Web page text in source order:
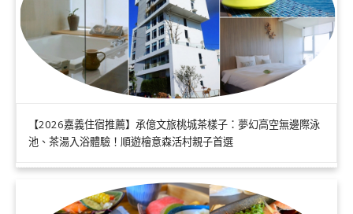
【2026嘉義住宿推薦】承億文旅桃城茶樣子：夢幻高空無邊際泳
池、茶湯入浴體驗！順遊檜意森活村親子首選